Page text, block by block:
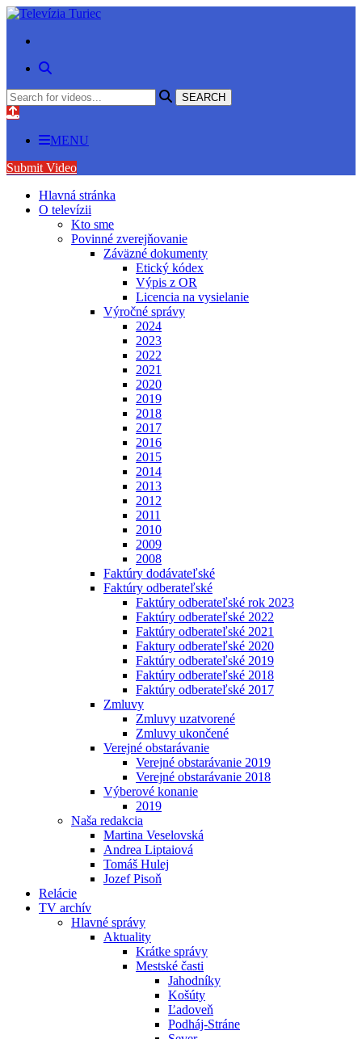
MENU
Submit Video
Hlavná stránka
O televízii
Kto sme
Povinné zverejňovanie
Záväzné dokumenty
Etický kódex
Výpis z OR
Licencia na vysielanie
Výročné správy
2024
2023
2022
2021
2020
2019
2018
2017
2016
2015
2014
2013
2012
2011
2010
2009
2008
Faktúry dodávateľské
Faktúry odberateľské
Faktúry odberateľské rok 2023
Faktúry odberateľské 2022
Faktúry odberateľské 2021
Faktury odberateľské 2020
Faktúry odberateľské 2019
Faktúry odberateľské 2018
Faktúry odberateľské 2017
Zmluvy
Zmluvy uzatvorené
Zmluvy ukončené
Verejné obstarávanie
Verejné obstarávanie 2019
Verejné obstarávanie 2018
Výberové konanie
2019
Naša redakcia
Martina Veselovská
Andrea Liptaiová
Tomáš Hulej
Jozef Pisoň
Relácie
TV archív
Hlavné správy
Aktuality
Krátke správy
Mestské časti
Jahodníky
Košúty
Ľadoveň
Podháj-Stráne